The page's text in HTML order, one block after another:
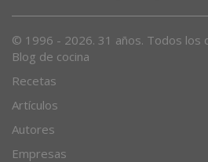
© 1996 - 2026. 31 años. Todos los
Blog de cocina
Recetas
Artículos
Autores
Empresas